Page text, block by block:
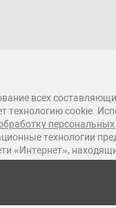
всех
технологию cookie.
технологии
«Интернет»,